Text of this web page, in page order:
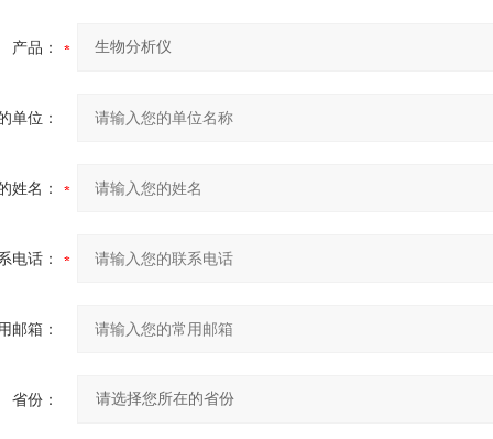
产品：
单位：
姓名：
电话：
邮箱：
省份：